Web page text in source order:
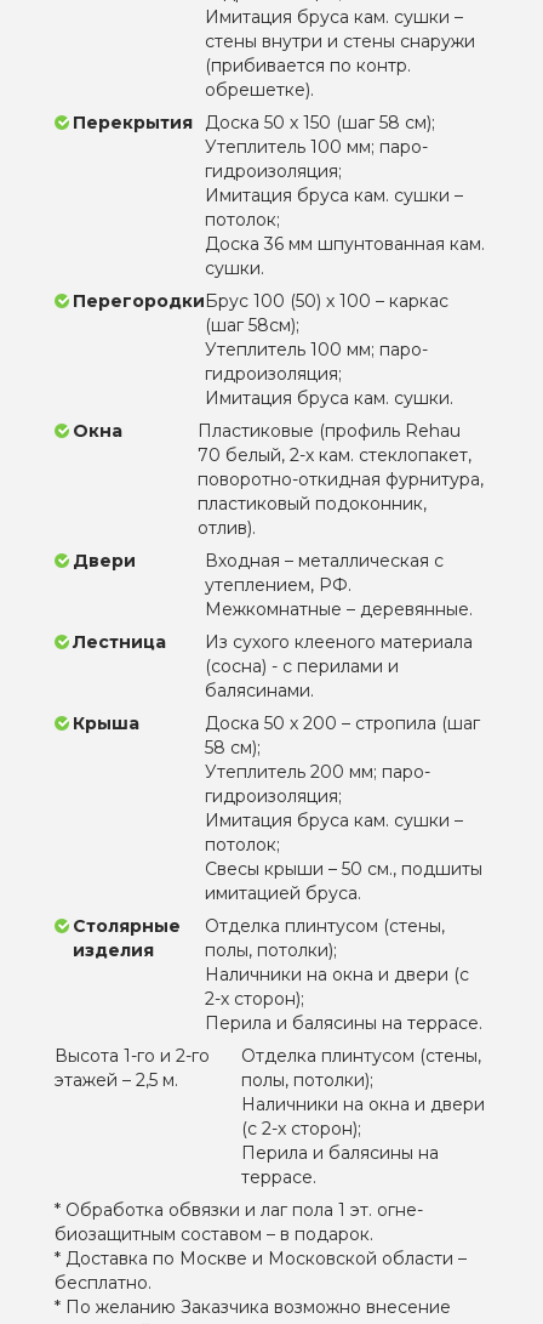
Имитация бруса кам. сушки –
стены внутри и стены снаружи
(прибивается по контр.
обрешетке).
Перекрытия
Доска 50 х 150 (шаг 58 см);
Утеплитель 100 мм; паро-
гидроизоляция;
Имитация бруса кам. сушки –
потолок;
Доска 36 мм шпунтованная кам.
сушки.
ПерегородкиБрус 100 (50) х 100 – каркас
(шаг 58см);
Утеплитель 100 мм; паро-
гидроизоляция;
Имитация бруса кам. сушки.
Окна
Пластиковые (профиль Rehau
70 белый, 2-х кам. стеклопакет,
поворотно-откидная фурнитура,
пластиковый подоконник,
отлив).
Двери
Входная – металлическая с
утеплением, РФ.
Межкомнатные – деревянные.
Лестница
Из сухого клееного материала
(сосна) - с перилами и
балясинами.
Крыша
Доска 50 х 200 – стропила (шаг
58 см);
Утеплитель 200 мм; паро-
гидроизоляция;
Имитация бруса кам. сушки –
потолок;
Свесы крыши – 50 см., подшиты
имитацией бруса.
Столярные
изделия
Отделка плинтусом (стены,
полы, потолки);
Наличники на окна и двери (с
2-х сторон);
Перила и балясины на террасе.
Высота 1-го и 2-го
этажей – 2,5 м.
Отделка плинтусом (стены,
полы, потолки);
Наличники на окна и двери
(с 2-х сторон);
Перила и балясины на
террасе.
* Обработка обвязки и лаг пола 1 эт. огне-
биозащитным составом – в подарок.
* Доставка по Москве и Московской области –
бесплатно.
* По желанию Заказчика возможно внесение